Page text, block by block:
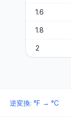
1.6
1.8
2
逆変換: °F → °C